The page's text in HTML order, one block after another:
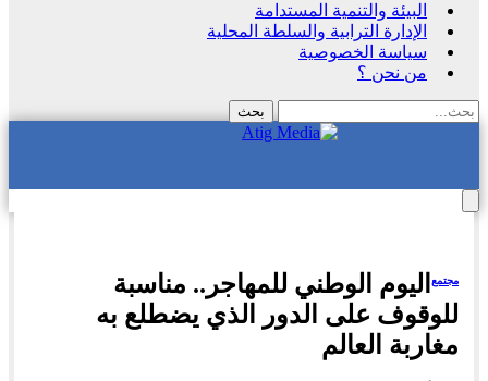
البيئة والتنمية المستدامة
الإدارة الترابية والسلطة المحلية
سياسة الخصوصية
من نحن ؟
مجتمع
اليوم الوطني للمهاجر.. مناسبة
للوقوف على الدور الذي يضطلع به
مغاربة العالم